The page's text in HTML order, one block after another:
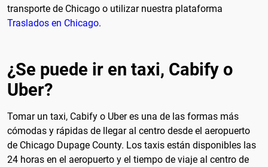
transporte de Chicago o utilizar nuestra plataforma
Traslados en Chicago.
¿Se puede ir en taxi, Cabify o
Uber?
Tomar un taxi, Cabify o Uber es una de las formas más
cómodas y rápidas de llegar al centro desde el aeropuerto
de Chicago Dupage County. Los taxis están disponibles las
24 horas en el aeropuerto y el tiempo de viaje al centro de